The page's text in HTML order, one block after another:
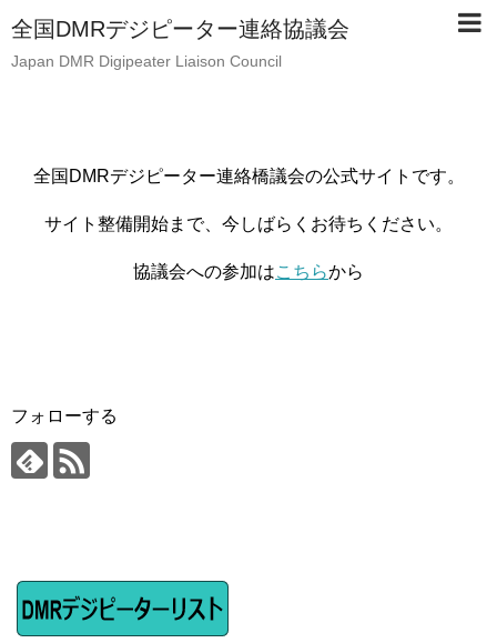
全国DMRデジピーター連絡協議会
Japan DMR Digipeater Liaison Council
全国DMRデジピーター連絡橋議会の公式サイトです。
サイト整備開始まで、今しばらくお待ちください。
協議会への参加はこちらから
フォローする